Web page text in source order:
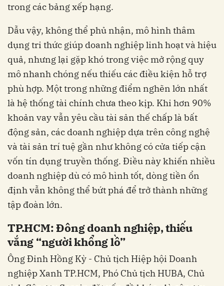
trong các bảng xếp hạng.
Dẫu vậy, không thể phủ nhận, mô hình thâm
dụng tri thức giúp doanh nghiệp linh hoạt và hiệu
quả, nhưng lại gặp khó trong việc mở rộng quy
mô nhanh chóng nếu thiếu các điều kiện hỗ trợ
phù hợp. Một trong những điểm nghẽn lớn nhất
là hệ thống tài chính chưa theo kịp. Khi hơn 90%
khoản vay vẫn yêu cầu tài sản thế chấp là bất
động sản, các doanh nghiệp dựa trên công nghệ
và tài sản trí tuệ gần như không có cửa tiếp cận
vốn tín dụng truyền thống. Điều này khiến nhiều
doanh nghiệp dù có mô hình tốt, dòng tiền ổn
định vẫn không thể bứt phá để trở thành những
tập đoàn lớn.
TP.HCM: Đông doanh nghiệp, thiếu
vắng “người khổng lồ”
Ông Đinh Hồng Kỳ - Chủ tịch Hiệp hội Doanh
nghiệp Xanh TP.HCM, Phó Chủ tịch HUBA, Chủ